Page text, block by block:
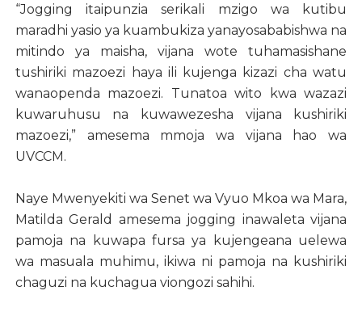
“Jogging itaipunzia serikali mzigo wa kutibu
maradhi yasio ya kuambukiza yanayosababishwa na
mitindo ya maisha, vijana wote tuhamasishane
tushiriki mazoezi haya ili kujenga kizazi cha watu
wanaopenda mazoezi. Tunatoa wito kwa wazazi
kuwaruhusu na kuwawezesha vijana kushiriki
mazoezi,” amesema mmoja wa vijana hao wa
UVCCM.
Naye Mwenyekiti wa Senet wa Vyuo Mkoa wa Mara,
Matilda Gerald amesema jogging inawaleta vijana
pamoja na kuwapa fursa ya kujengeana uelewa
wa masuala muhimu, ikiwa ni pamoja na kushiriki
chaguzi na kuchagua viongozi sahihi.